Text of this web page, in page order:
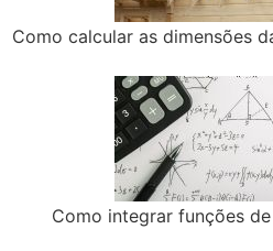
Como calcular as dimensões
Como integrar funções